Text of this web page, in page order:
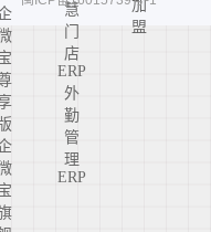
慧
门
店
ERP
外
勤
管
理
ERP
加
盟